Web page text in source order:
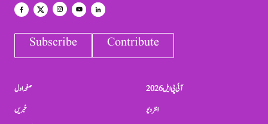
Subscribe Contribute
صفحہ اول
خبریں
آئی پی ایل 2026
انٹرویو